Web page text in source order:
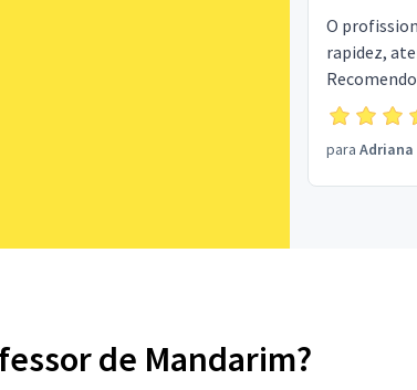
O
rapidez,
para Adriana
de Mandarim?